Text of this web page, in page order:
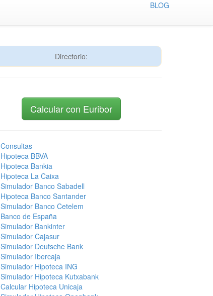
BLOG
Directorio:
Calcular con Euribor
Consultas
Hipoteca BBVA
Hipoteca Bankia
Hipoteca La Caixa
Simulador Banco Sabadell
Hipoteca Banco Santander
Simulador Banco Cetelem
Banco de España
Simulador Bankinter
Simulador Cajasur
Simulador Deutsche Bank
Simulador Ibercaja
Simulador Hipoteca ING
Simulador Hipoteca Kutxabank
Calcular Hipoteca Unicaja